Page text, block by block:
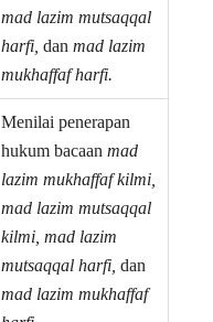
mad lazim mutsaqqal
harfi, dan mad lazim
mukhaffaf harfi.
Menilai penerapan
hukum bacaan mad
lazim mukhaffaf kilmi,
mad lazim mutsaqqal
kilmi, mad lazim
mutsaqqal harfi, dan
mad lazim mukhaffaf